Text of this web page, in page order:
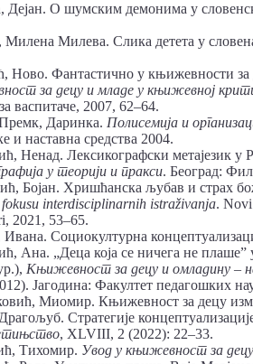
Дејан. О шумским демонима у
Милева. Слика детета у
Ново. Фантастично у књижевности
за децу и младе у књижевној
васпитаче, 2007, 62–64.
Даринка. Полисемија и
и наставна средства 2004.
Ненад. Лексикографски метајезик
у теорији и пракси. Београд:
Бојан. Хришћанска љубав и страх
interdisciplinarnih istraživanja. Novi
2021, 53–65.
Социокултурна
Ана. „Деца која се ничега не
Књижевност за децу и омладину –
Јагодина: Факултет педагошких
Миомир. Књижевност за децу
Стратегије
, XLVIII, 2 (2022): 22–33.
Тихомир. Увод у књижевност за децу